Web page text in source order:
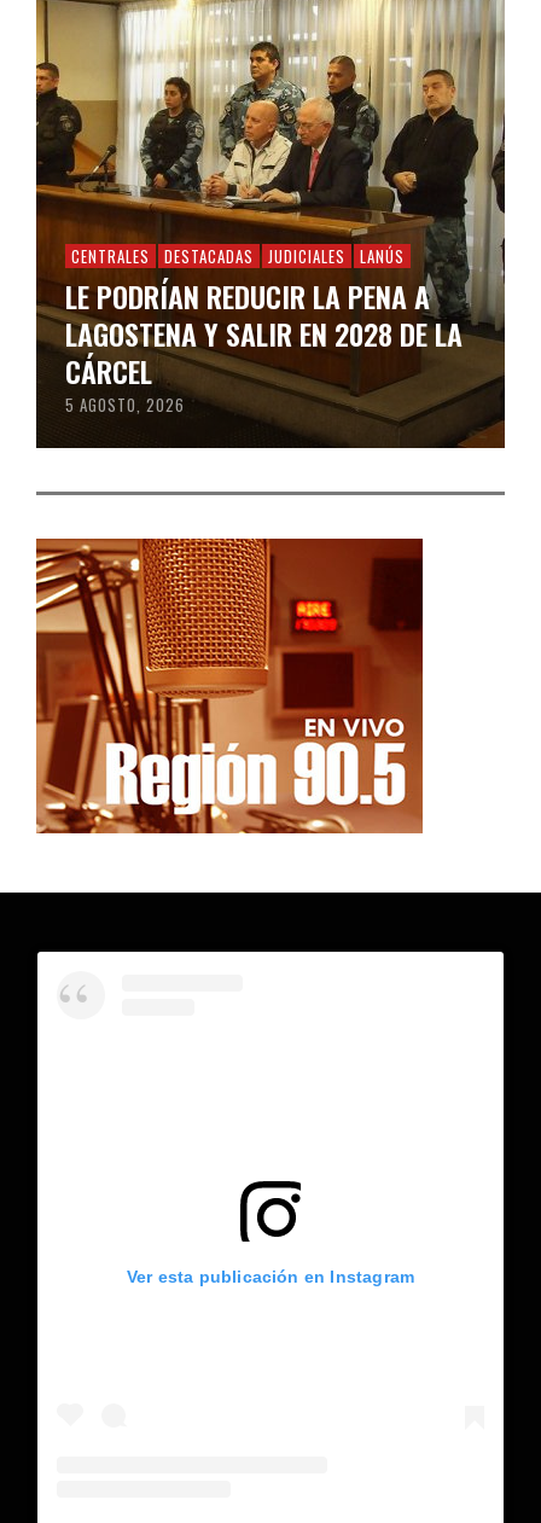
CENTRALES DESTACADAS JUDICIALES LANÚS
LE PODRÍAN REDUCIR LA PENA A
LAGOSTENA Y SALIR EN 2028 DE LA
CÁRCEL
5 AGOSTO, 2026
Ver esta publicación en Instagram